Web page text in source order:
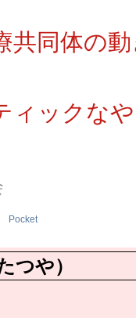
共同体の
ィックな
Pocket
つや）